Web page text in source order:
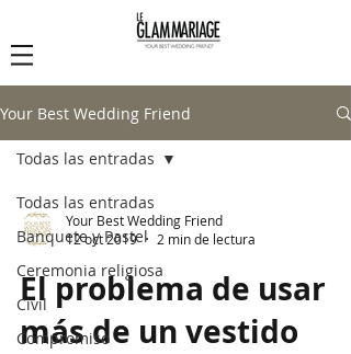
Your Best Wedding Friend
Todas las entradas
Banquete y Pastel
Ceremonia religiosa
Civil
Compromiso
Todas las entradas
Your Best Wedding Friend
12 oct 2019
2 min de lectura
El problema de usar
más de un vestido